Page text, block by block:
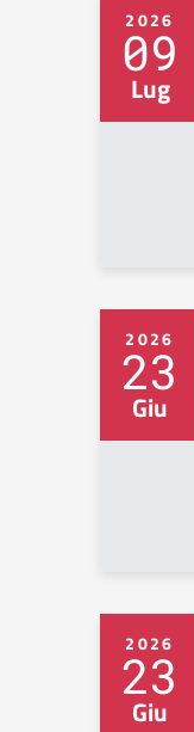
2026
09
Lug
2026
23
Giu
2026
23
Giu